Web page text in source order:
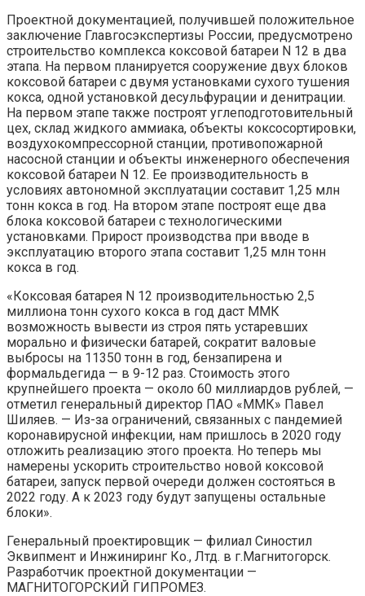
Проектной документацией, получившей положительное
заключение Главгосэкспертизы России, предусмотрено
строительство комплекса коксовой батареи N 12 в два
этапа. На первом планируется сооружение двух блоков
коксовой батареи с двумя установками сухого тушения
кокса, одной установкой десульфурации и денитрации.
На первом этапе также построят углеподготовительный
цех, склад жидкого аммиака, объекты коксосортировки,
воздухокомпрессорной станции, противопожарной
насосной станции и объекты инженерного обеспечения
коксовой батареи N 12. Ее производительность в
условиях автономной эксплуатации составит 1,25 млн
тонн кокса в год. На втором этапе построят еще два
блока коксовой батареи с технологическими
установками. Прирост производства при вводе в
эксплуатацию второго этапа составит 1,25 млн тонн
кокса в год.
«Коксовая батарея N 12 производительностью 2,5
миллиона тонн сухого кокса в год даст ММК
возможность вывести из строя пять устаревших
морально и физически батарей, сократит валовые
выбросы на 11350 тонн в год, бензапирена и
формальдегида — в 9-12 раз. Стоимость этого
крупнейшего проекта — около 60 миллиардов рублей, —
отметил генеральный директор ПАО «ММК» Павел
Шиляев. — Из-за ограничений, связанных с пандемией
коронавирусной инфекции, нам пришлось в 2020 году
отложить реализацию этого проекта. Но теперь мы
намерены ускорить строительство новой коксовой
батареи, запуск первой очереди должен состояться в
2022 году. А к 2023 году будут запущены остальные
блоки».
Генеральный проектировщик — филиал Синостил
Эквипмент и Инжиниринг Ко., Лтд. в г.Магнитогорск.
Разработчик проектной документации —
МАГНИТОГОРСКИЙ ГИПРОМЕЗ.